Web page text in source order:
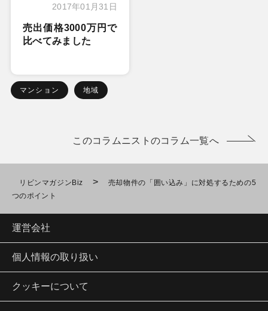
2017年01月31日
売出価格3000万円で
比べてみました
マンション 地域
このコラムニストのコラム一覧へ
リビンマガジンBiz >
売却物件の「囲い込み」に対処するための5
つのポイント
運営会社
個人情報の取り扱い
クッキーについて